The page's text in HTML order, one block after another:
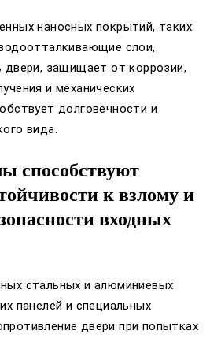
наносных покрытий, таких
слои,
двери, защищает от коррозии,
и механических
долговечности и
вида.
способствуют
к взлому и
входных
стальных и алюминиевых
панелей и специальных
двери при попытках